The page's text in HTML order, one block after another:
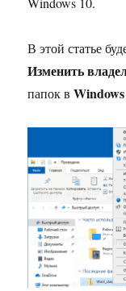
В этой статье
Изменить
папок в